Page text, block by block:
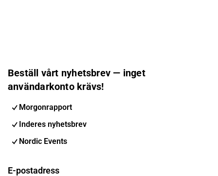
Beställ vårt nyhetsbrev — inget
användarkonto krävs!
Morgonrapport
Inderes nyhetsbrev
Nordic Events
E-postadress